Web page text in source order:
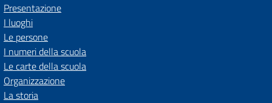
Presentazione
I luoghi
Le persone
I numeri della scuola
Le carte della scuola
Organizzazione
La storia